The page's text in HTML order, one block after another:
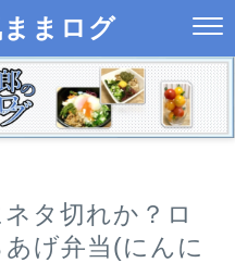
まログ
タ切れか？ロ
げ弁当(にんに